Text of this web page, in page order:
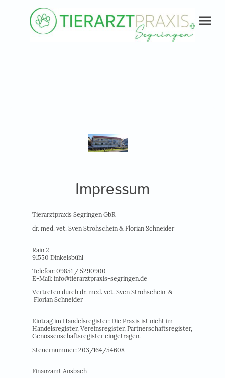
Impressum
Tierarztpraxis Segringen GbR
dr. med. vet. Sven Strohschein & Florian Schneider
Rain 2
91550 Dinkelsbühl
Telefon: 09851 / 5290900
E-Mail: info@tierarztpraxis-segringen.de
Vertreten durch dr. med. vet. Sven Strohschein &
Florian Schneider
Eintrag im Handelsregister: Die Praxis ist nicht im
Handelsregister, Vereinsregister, Partnerschaftsregister,
Genossenschaftsregister eingetragen.
Steuernummer: 203/164/54608
Finanzamt Ansbach